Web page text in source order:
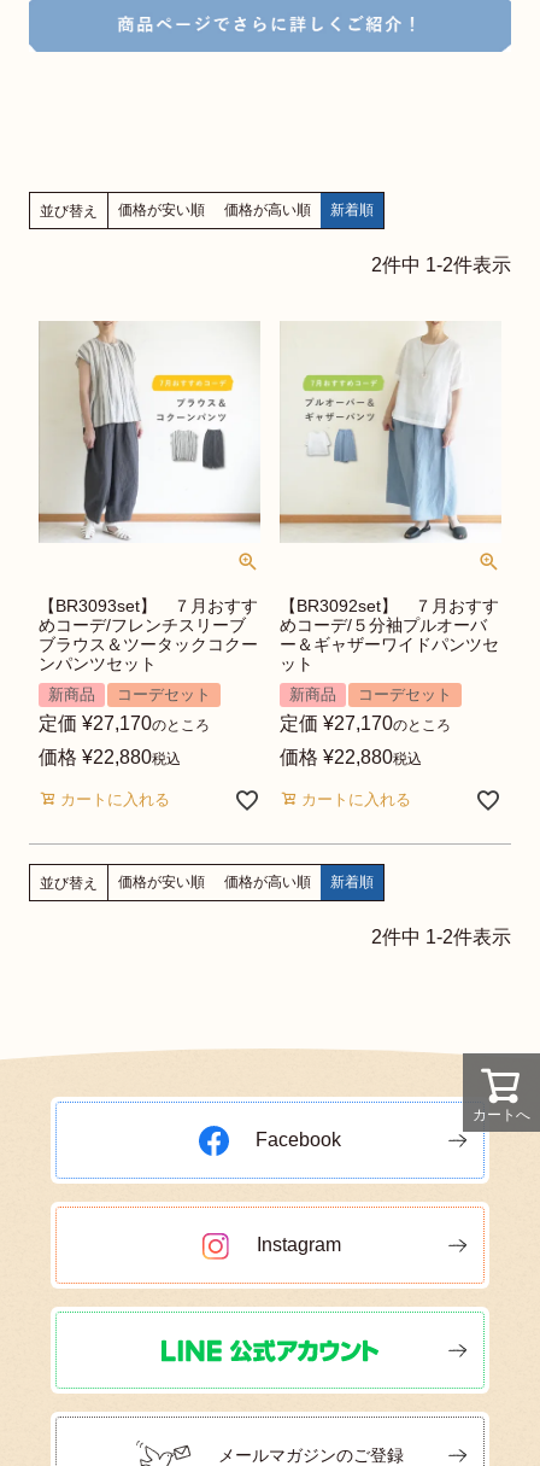
並び替え 価格が安い順 価格が高い順 新着順
2件中 1-2件表示
【BR3093set】 ７月おすす
めコーデ/フレンチスリーブ
ブラウス＆ツータックコクー
ンパンツセット
新商品 コーデセット
定価 ¥27,170のところ
価格 ¥22,880税込
カートに入れる
【BR3092set】 ７月おすす
めコーデ/５分袖プルオーバ
ー＆ギャザーワイドパンツセ
ット
新商品 コーデセット
定価 ¥27,170のところ
価格 ¥22,880税込
カートに入れる
並び替え 価格が安い順 価格が高い順 新着順
2件中 1-2件表示
カートへ
Facebook
Instagram
メールマガジンのご登録